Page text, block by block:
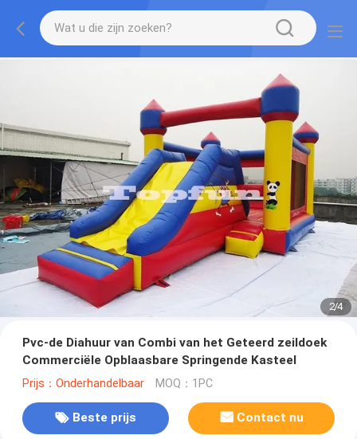
2/4
Pvc-de Diahuur van Combi van het Geteerd zeildoek
Commerciële Opblaasbare Springende Kasteel
Prijs：Onderhandelbaar MOQ：1PC
Beste prijs Contact nu